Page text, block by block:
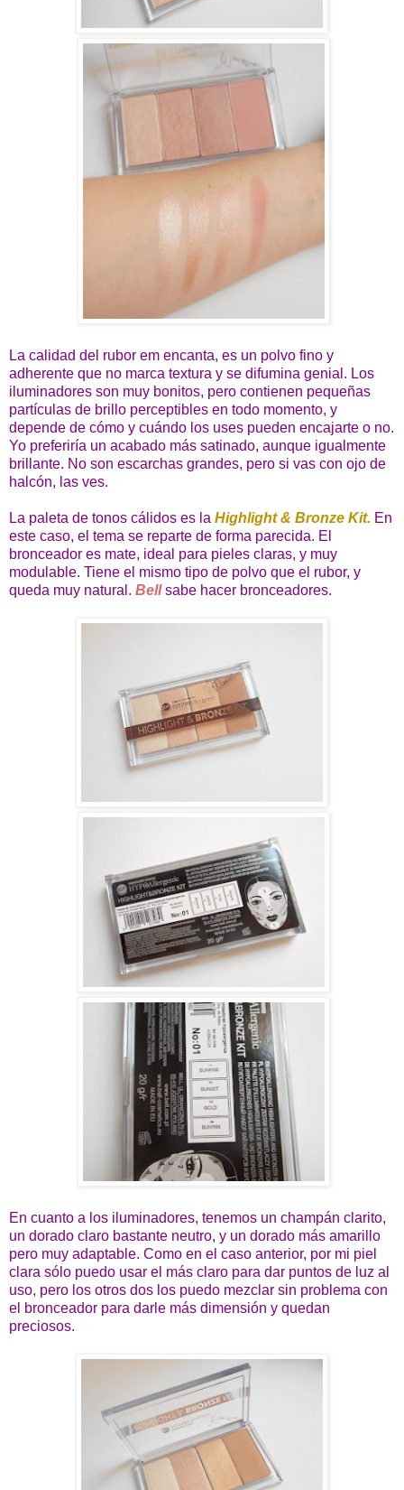
La calidad del rubor em encanta, es un polvo fino y
adherente que no marca textura y se difumina genial. Los
iluminadores son muy bonitos, pero contienen pequeñas
partículas de brillo perceptibles en todo momento, y
depende de cómo y cuándo los uses pueden encajarte o no.
Yo preferiría un acabado más satinado, aunque igualmente
brillante. No son escarchas grandes, pero si vas con ojo de
halcón, las ves.
La paleta de tonos cálidos es la Highlight & Bronze Kit. En
este caso, el tema se reparte de forma parecida. El
bronceador es mate, ideal para pieles claras, y muy
modulable. Tiene el mismo tipo de polvo que el rubor, y
queda muy natural. Bellsabe hacer bronceadores.
En cuanto a los iluminadores, tenemos un champán clarito,
un dorado claro bastante neutro, y un dorado más amarillo
pero muy adaptable. Como en el caso anterior, por mi piel
clara sólo puedo usar el más claro para dar puntos de luz al
uso, pero los otros dos los puedo mezclar sin problema con
el bronceador para darle más dimensión y quedan
preciosos.